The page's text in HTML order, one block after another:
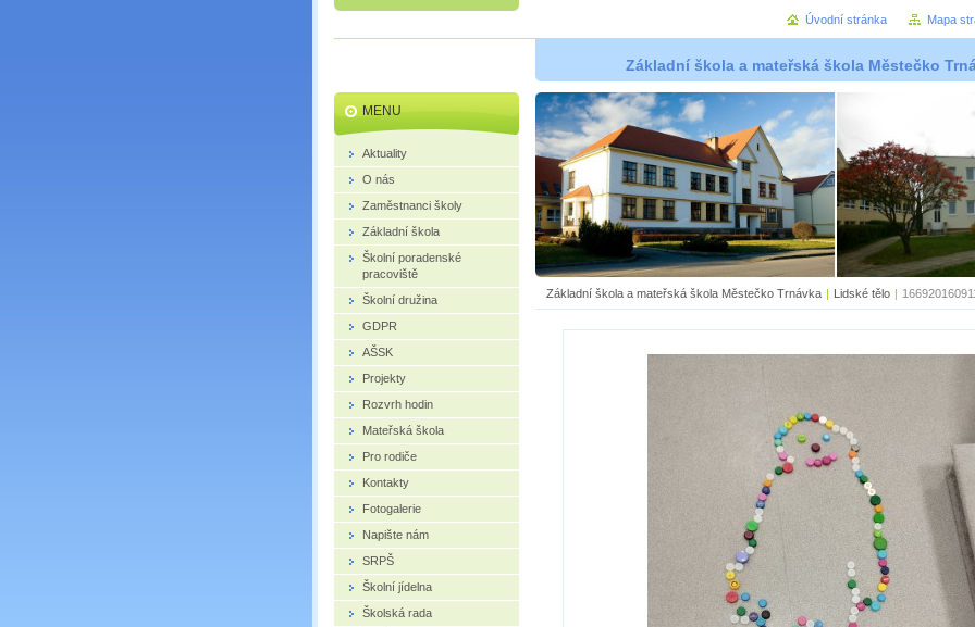
Základní škola a mateřská škola Městečko
Základní škola a mateřská škola Městečko Trnávka | Lidské tělo |
MENU
Aktuality
O nás
Zaměstnanci školy
Základní škola
Školní poradenské
pracoviště
Školní družina
GDPR
AŠSK
Projekty
Rozvrh hodin
Mateřská škola
Pro rodiče
Kontakty
Fotogalerie
Napište nám
SRPŠ
Školní jídelna
Školská rada
Úvodní stránka Mapa